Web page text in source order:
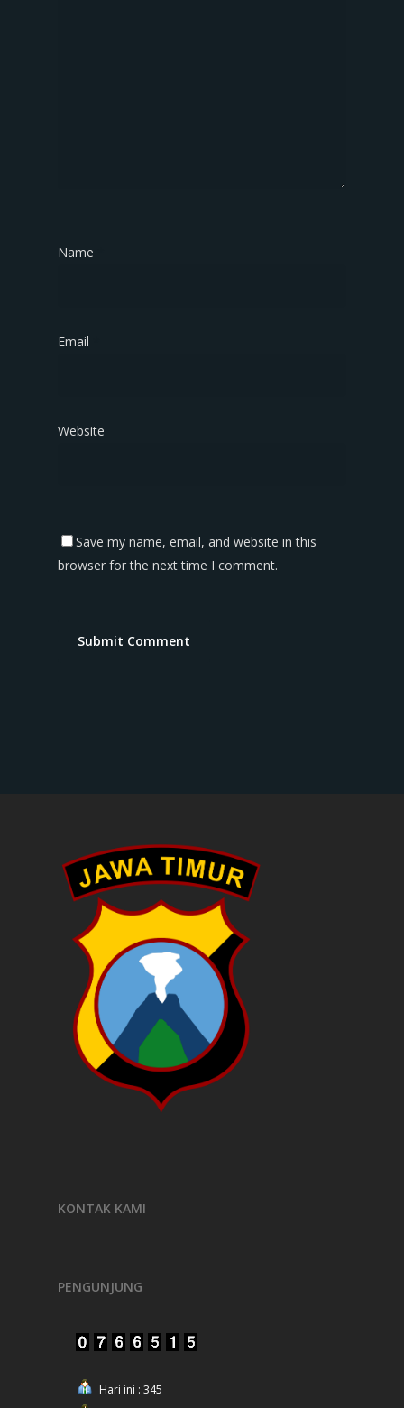
Name
Email
Website
Save my name, email, and website in this
browser for the next time I comment.
KONTAK KAMI
PENGUNJUNG
Hari ini : 345